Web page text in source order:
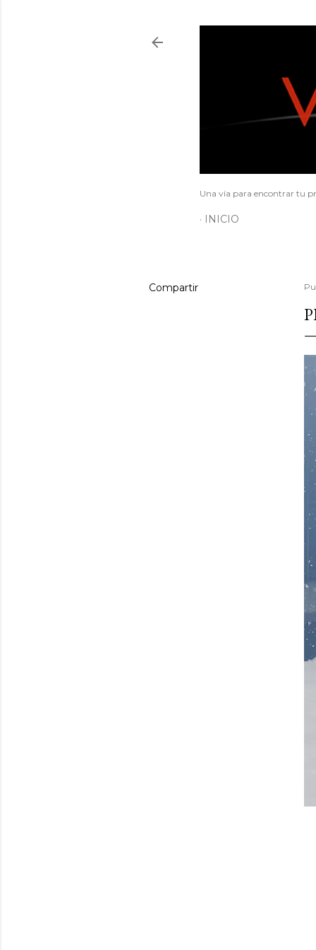
Una vía para encontrar tu
INICIO
Compartir